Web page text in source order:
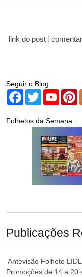
link do post comentar
Seguir o Blog:
Facebook
Twitter
Folhetos da Semana:
Publicações
Antevisão Folheto
Promoções de 14 a 20